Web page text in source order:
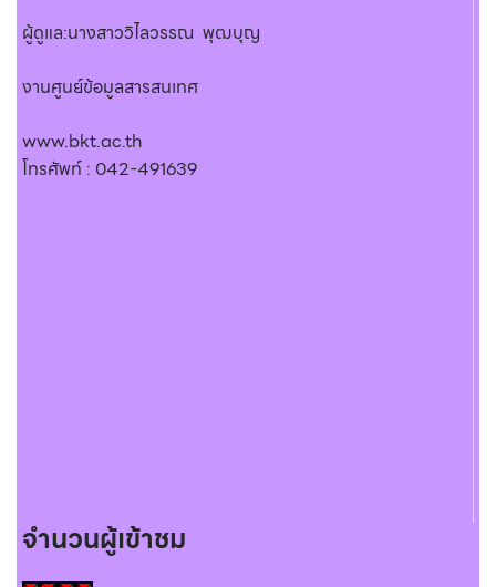
ผู้ดูแล:นางสาววิไลวรรณ พุฒบุญ
งานศูนย์ข้อมูลสารสนเทศ
www.bkt.ac.th
โทรศัพท์ : 042-491639
จำนวนผู้เข้าชม